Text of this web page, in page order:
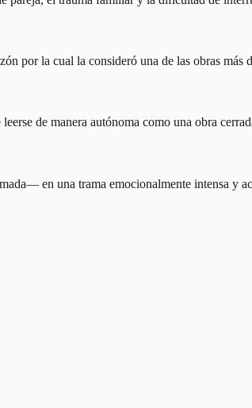
por la cual la consideró una de las obras más
de manera autónoma como una obra
en una trama emocionalmente intensa y